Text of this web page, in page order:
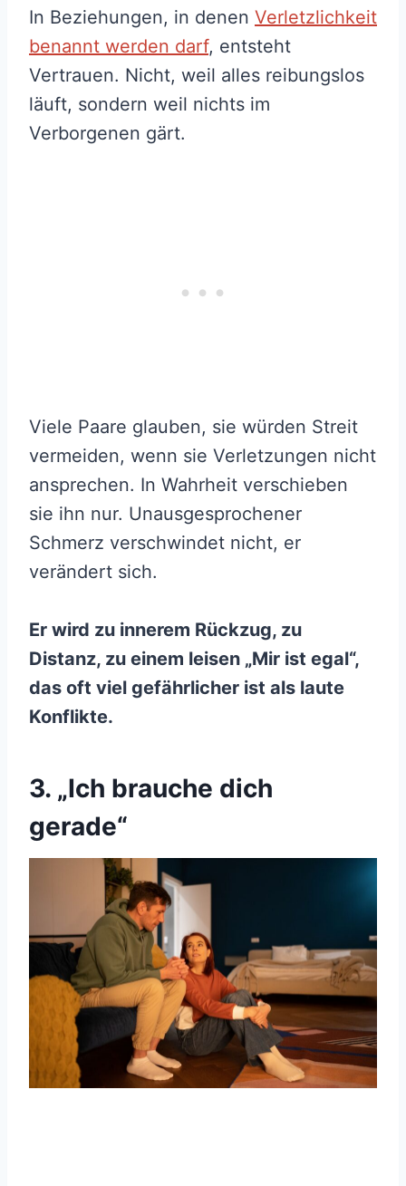
In Beziehungen, in denen Verletzlichkeit
benannt werden darf, entsteht
Vertrauen. Nicht, weil alles reibungslos
läuft, sondern weil nichts im
Verborgenen gärt.
Viele Paare glauben, sie würden Streit
vermeiden, wenn sie Verletzungen nicht
ansprechen. In Wahrheit verschieben
sie ihn nur. Unausgesprochener
Schmerz verschwindet nicht, er
verändert sich.
Er wird zu innerem Rückzug, zu
Distanz, zu einem leisen „Mir ist egal“,
das oft viel gefährlicher ist als laute
Konflikte.
3. „Ich brauche dich
gerade“